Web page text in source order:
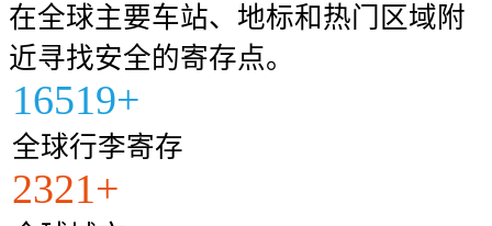
在全球主要车站、地标和热门区域附
近寻找安全的寄存点。
16519+
全球行李寄存
2321+